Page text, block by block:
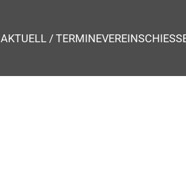
AKTUELL / TERMINEVEREIN